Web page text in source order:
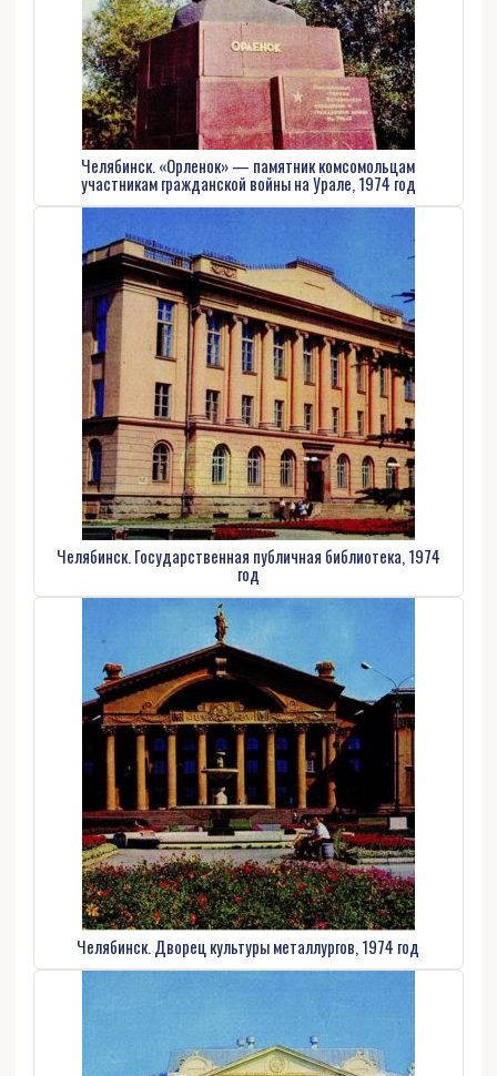
Челябинск. «Орленок» — памятник комсомольцам
участникам гражданской войны на Урале, 1974 год
Челябинск. Государственная публичная библиотека, 1974
год
Челябинск. Дворец культуры металлургов, 1974 год